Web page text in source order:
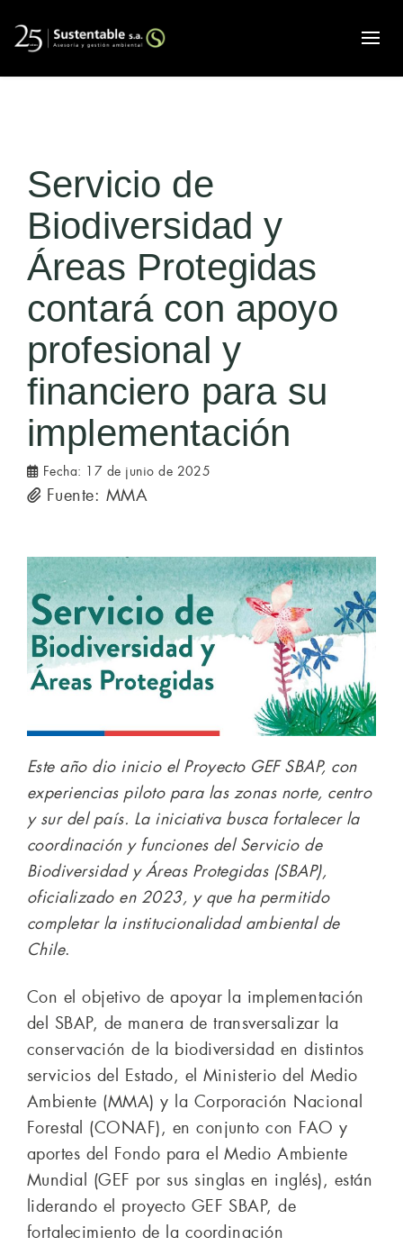
Servicio de
Biodiversidad y
Áreas Protegidas
contará con apoyo
profesional y
financiero para su
implementación
Fecha: 17 de junio de 2025
Fuente: MMA
Este año dio inicio el Proyecto GEF SBAP, con
experiencias piloto para las zonas norte, centro
y sur del país. La iniciativa busca fortalecer la
coordinación y funciones del Servicio de
Biodiversidad y Áreas Protegidas (SBAP),
oficializado en 2023, y que ha permitido
completar la institucionalidad ambiental de
Chile.
Con el objetivo de apoyar la implementación
del SBAP, de manera de transversalizar la
conservación de la biodiversidad en distintos
servicios del Estado, el Ministerio del Medio
Ambiente (MMA) y la Corporación Nacional
Forestal (CONAF), en conjunto con FAO y
aportes del Fondo para el Medio Ambiente
Mundial (GEF por sus singlas en inglés), están
liderando el proyecto GEF SBAP, de
fortalecimiento de la coordinación